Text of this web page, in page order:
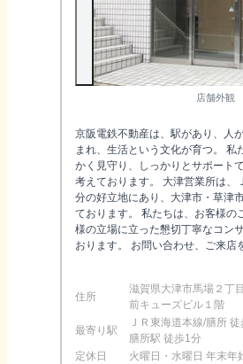
店舗外観
京阪電鉄不動産は、駅があり、人
まれ、生活という文化が育つ。 私
かく見守り、しっかりとサポート
考えております。 大津営業所は、
分の好立地にあり、大津市・草津
ております。 私たちは、お客様の
様の立場に立った懇切丁寧なコン
おります。 お問い合わせ、ご来店
住所
滋賀県大津市馬場２丁
前キューズビル１階
最寄り駅
ＪＲ東海道本線/膳所
膳所駅 徒歩1分
定休日
火曜日・水曜日 年末年